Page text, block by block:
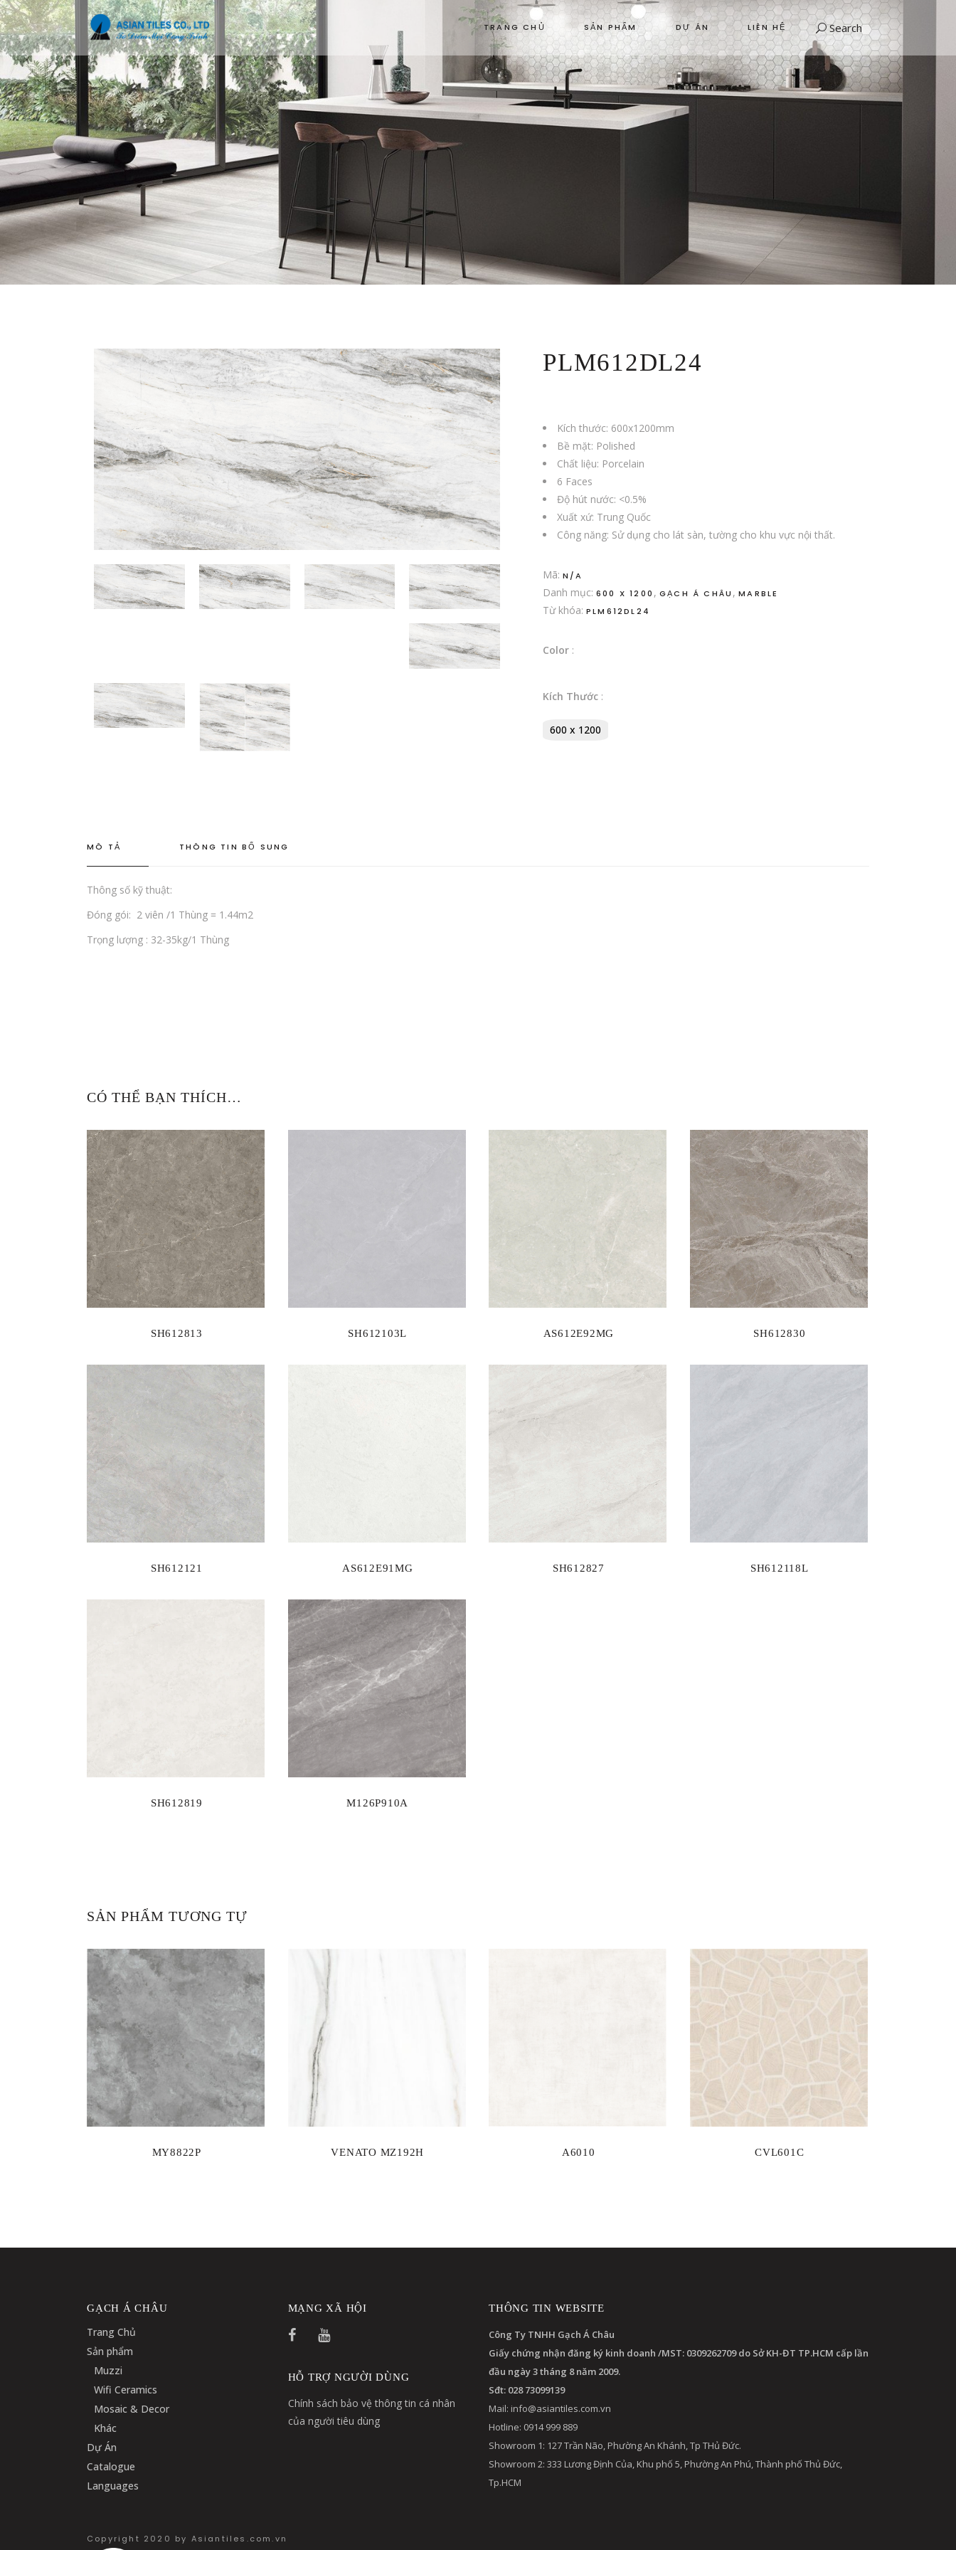
TRANG CHỦ SẢN PHẨM DỰ ÁN LIÊN HỆ Search
PLM612DL24
Kích thước: 600x1200mm
Bề mặt: Polished
Chất liệu: Porcelain
6 Faces
Độ hút nước: <0.5%
Xuất xứ: Trung Quốc
Công năng: Sử dụng cho lát sàn, tường cho khu vực nội thất.
Mã: N/A
Danh mục: 600 X 1200 , GẠCH Á CHÂU ,MARBLE
Từ khóa: PLM612DL24
Color :
Kích Thước :
600 x 1200
MÔ TẢ THÔNG TIN BỔ SUNG
Thông số kỹ thuật:
Đóng gói: 2 viên /1 Thùng = 1.44m2
Trọng lượng : 32-35kg/1 Thùng
CÓ THỂ BẠN THÍCH…
SH612813 SH612103L AS612E92MG SH612830
SH612121 AS612E91MG SH612827 SH612118L
SH612819 M126P910A
SẢN PHẨM TƯƠNG TỰ
MY8822P VENATO MZ192H A6010 CVL601C
GẠCH Á CHÂU
Trang Chủ
Sản phẩm
Muzzi
Wifi Ceramics
Mosaic & Decor
Khác
Dự Án
Catalogue
Languages
MẠNG XÃ HỘI
HỖ TRỢ NGƯỜI DÙNG
Chính sách bảo vệ thông tin cá nhân
của người tiêu dùng
THÔNG TIN WEBSITE
Công Ty TNHH Gạch Á Châu
Giấy chứng nhận đăng ký kinh doanh /MST: 0309262709 do Sở KH-ĐT TP.HCM cấp lần
đầu ngày 3 tháng 8 năm 2009.
Sđt: 028 73099139
Mail: info@asiantiles.com.vn
Hotline: 0914 999 889
Showroom 1: 127 Trần Não, Phường An Khánh, Tp THủ Đức.
Showroom 2: 333 Lương Định Của, Khu phố 5, Phường An Phú, Thành phố Thủ Đức,
Tp.HCM
Copyright 2020 by Asiantiles.com.vn